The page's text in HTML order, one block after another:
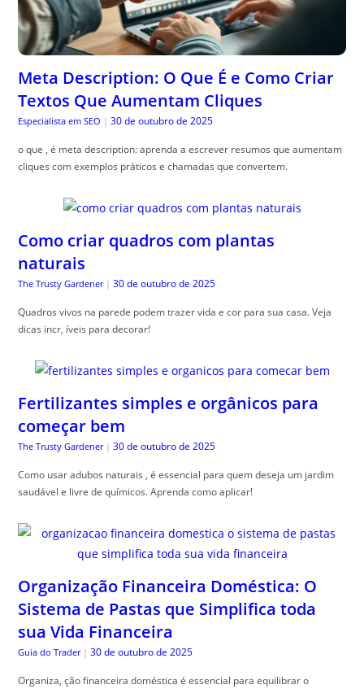
Meta Description: O Que É e Como Criar
Textos Que Aumentam Cliques
Especialista em SEO | 30 de outubro de 2025
o que , é meta description: aprenda a escrever resumos que aumentam
cliques com exemplos práticos e chamadas que convertem.
Como criar quadros com plantas
naturais
The Trusty Gardener | 30 de outubro de 2025
Quadros vivos na parede podem trazer vida e cor para sua casa. Veja
dicas incr, íveis para decorar!
Fertilizantes simples e orgânicos para
começar bem
The Trusty Gardener | 30 de outubro de 2025
Como usar adubos naturais , é essencial para quem deseja um jardim
saudável e livre de químicos. Aprenda como aplicar!
Organização Financeira Doméstica: O
Sistema de Pastas que Simplifica toda
sua Vida Financeira
Guia do Trader | 30 de outubro de 2025
Organiza, ção financeira doméstica é essencial para equilibrar o